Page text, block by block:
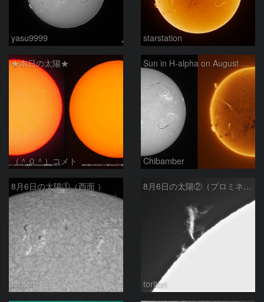
yasu9999 starstation
★本日の太陽★
（＾０＾）コメト
Sun in H-alpha on August 6, 2026
Chibamber
8月6日の太陽①（西面 ）
toritori
8月6日の太陽②（プロミネン北東縁 ）
toritori